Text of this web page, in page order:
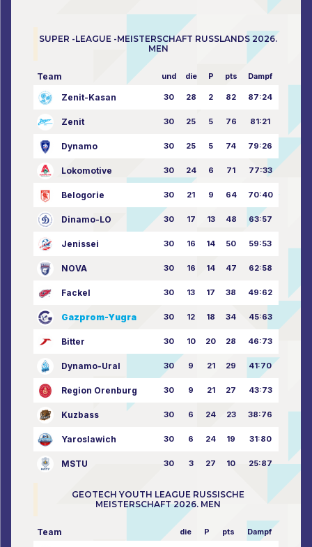
SUPER -LEAGUE -MEISTERSCHAFT RUSSLANDS 2026.
MEN
Team und die P pts Dampf
Zenit-Kasan 30 28 2 82 87:24
Zenit 30 25 5 76 81:21
Dynamo 30 25 5 74 79:26
Lokomotive 30 24 6 71 77:33
Belogorie 30 21 9 64 70:40
Dinamo-LO 30 17 13 48 63:57
Jenissei 30 16 14 50 59:53
NOVA 30 16 14 47 62:58
Fackel 30 13 17 38 49:62
Gazprom-Yugra 30 12 18 34 45:63
Bitter 30 10 20 28 46:73
Dynamo-Ural 30 9 21 29 41:70
Region Orenburg 30 9 21 27 43:73
Kuzbass 30 6 24 23 38:76
Yaroslawich 30 6 24 19 31:80
MSTU 30 3 27 10 25:87
GEOTECH YOUTH LEAGUE RUSSISCHE
MEISTERSCHAFT 2026. MEN
Team die P pts Dampf